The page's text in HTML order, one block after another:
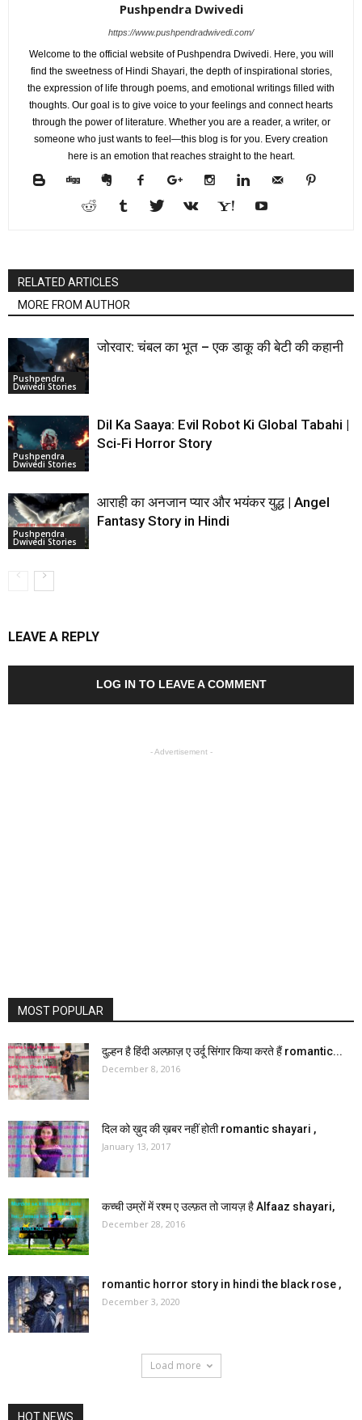
Pushpendra Dwivedi
https://www.pushpendradwivedi.com/
Welcome to the official website of Pushpendra Dwivedi. Here, you will
find the sweetness of Hindi Shayari, the depth of inspirational stories,
the expression of life through poems, and emotional writings filled with
thoughts. Our goal is to give voice to your feelings and connect hearts
through the power of literature. Whether you are a reader, a writer, or
someone who just wants to feel—this blog is for you. Every creation
here is an emotion that reaches straight to the heart.
RELATED ARTICLES
MORE FROM AUTHOR
Pushpendra
Dwivedi Stories
जोरवार: चंबल का भूत – एक डाकू की बेटी की कहानी
Pushpendra
Dwivedi Stories
Dil Ka Saaya: Evil Robot Ki Global Tabahi |
Sci-Fi Horror Story
Pushpendra
Dwivedi Stories
आराही का अनजान प्यार और भयंकर युद्ध | Angel
Fantasy Story in Hindi
LEAVE A REPLY
LOG IN TO LEAVE A COMMENT
- Advertisement -
MOST POPULAR
दुल्हन है हिंदी अल्फ़ाज़ ए उर्दू सिंगार किया करते हैं romantic...
December 8, 2016
दिल को ख़ुद की ख़बर नहीं होती romantic shayari ,
January 13, 2017
कच्ची उम्रों में रश्म ए उल्फ़त तो जायज़ है Alfaaz shayari,
December 28, 2016
romantic horror story in hindi the black rose ,
December 3, 2020
Load more
HOT NEWS